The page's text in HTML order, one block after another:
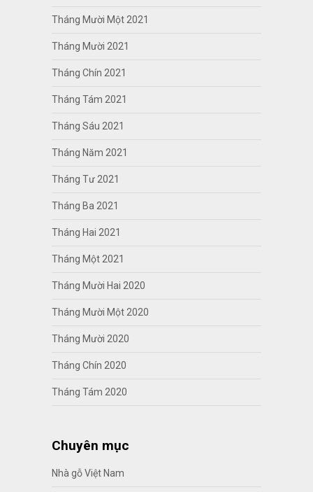
Tháng Mười Một 2021
Tháng Mười 2021
Tháng Chín 2021
Tháng Tám 2021
Tháng Sáu 2021
Tháng Năm 2021
Tháng Tư 2021
Tháng Ba 2021
Tháng Hai 2021
Tháng Một 2021
Tháng Mười Hai 2020
Tháng Mười Một 2020
Tháng Mười 2020
Tháng Chín 2020
Tháng Tám 2020
Chuyên mục
Nhà gỗ Việt Nam